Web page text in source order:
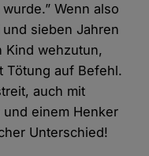
Wenn also
sieben Jahren
Kind wehzutun,
Tötung auf Befehl.
auch mit
einem Henker
Unterschied!